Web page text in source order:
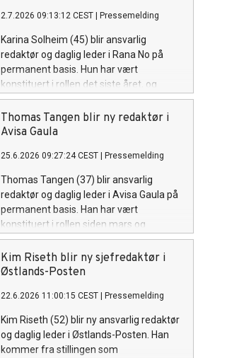
2.7.2026 09:13:12 CEST Pressemelding
Karina Solheim (45) blir ansvarlig
redaktør og daglig leder i Rana No på
permanent basis. Hun har vært
konstituert i rollen det siste året, og
kommer fra stillingen som
nyhetsredaktør i samme avis.
Thomas Tangen blir ny redaktør i
Avisa Gaula
25.6.2026 09:27:24 CEST Pressemelding
Thomas Tangen (37) blir ansvarlig
redaktør og daglig leder i Avisa Gaula på
permanent basis. Han har vært
konstituert i rollen siden mars og
kommer fra Trondheims-avisa Nidaros.
Kim Riseth blir ny sjefredaktør i
Østlands-Posten
22.6.2026 11:00:15 CEST Pressemelding
Kim Riseth (52) blir ny ansvarlig redaktør
og daglig leder i Østlands-Posten. Han
kommer fra stillingen som